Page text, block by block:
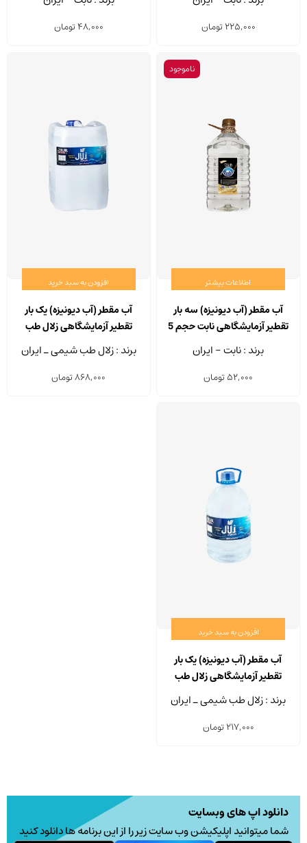
225,000تومان 48,000تومان
ناموجود
اطلاعات بیشتر
آب مقطر (آب دیونیزه) سه بار
تقطیر آزمایشگاهی نابت حجم 5
برند : نابت - ایران
52,000تومان
افزودن به سبد خرید
آب مقطر (آب دیونیزه) یک بار
تقطیر آزمایشگاهی زلال طب
شیمی حجم 20 لیتر
برند : زلال طب شیمی ـ ایران
868,000تومان
افزودن به سبد خرید
آب مقطر (آب دیونیزه) یک بار
تقطیر آزمایشگاهی زلال طب
شیمی حجم 5 لیتر
برند : زلال طب شیمی ـ ایران
217,000تومان
دانلود اپ های وبسایت
شما میتوانید اپلیکیشن وب سایت زیر را از این برنامه ها دانلود کنید